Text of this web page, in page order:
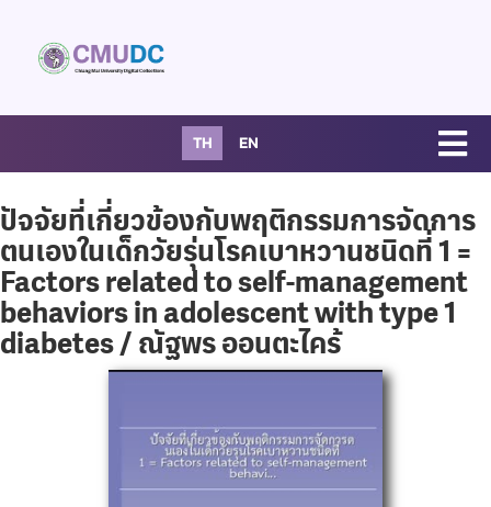
TH EN
ปัจจัยที่เกี่ยวข้องกับพฤติกรรมการจัดการ
ตนเองในเด็กวัยรุ่นโรคเบาหวานชนิดที่ 1 =
Factors related to self-management
behaviors in adolescent with type 1
diabetes / ณัฐพร ออนตะไคร้